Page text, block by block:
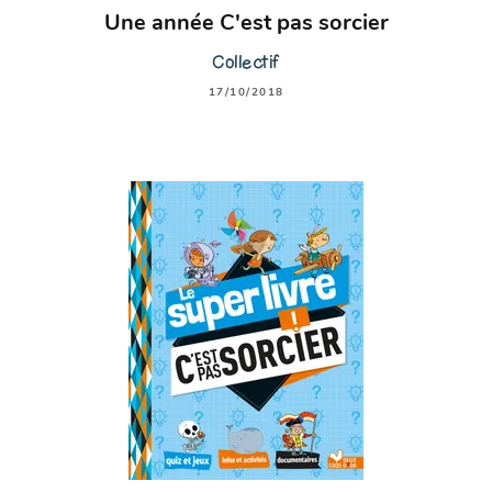
Une année C'est pas sorcier
Collectif
17/10/2018